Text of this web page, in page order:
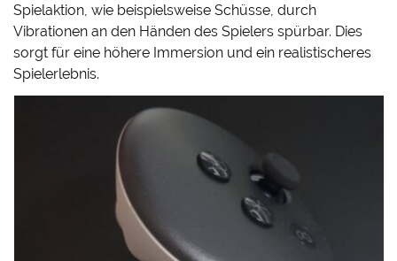
Spielaktion, wie beispielsweise Schüsse, durch
Vibrationen an den Händen des Spielers spürbar. Dies
sorgt für eine höhere Immersion und ein realistischeres
Spielerlebnis.